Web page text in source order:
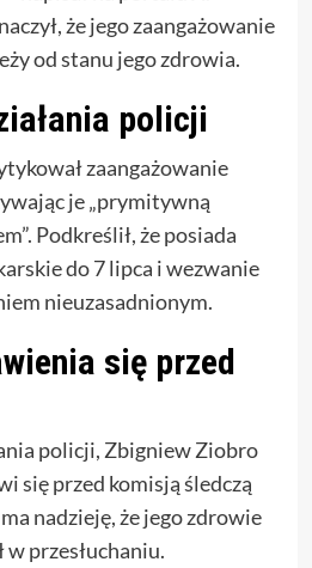
że jego zaangażowanie
od stanu jego zdrowia.
policji
zaangażowanie
je „prymitywną
Podkreślił, że posiada
do 7 lipca i wezwanie
nieuzasadnionym.
się przed
policji, Zbigniew Ziobro
się przed komisją śledczą
nadzieję, że jego zdrowie
w przesłuchaniu.